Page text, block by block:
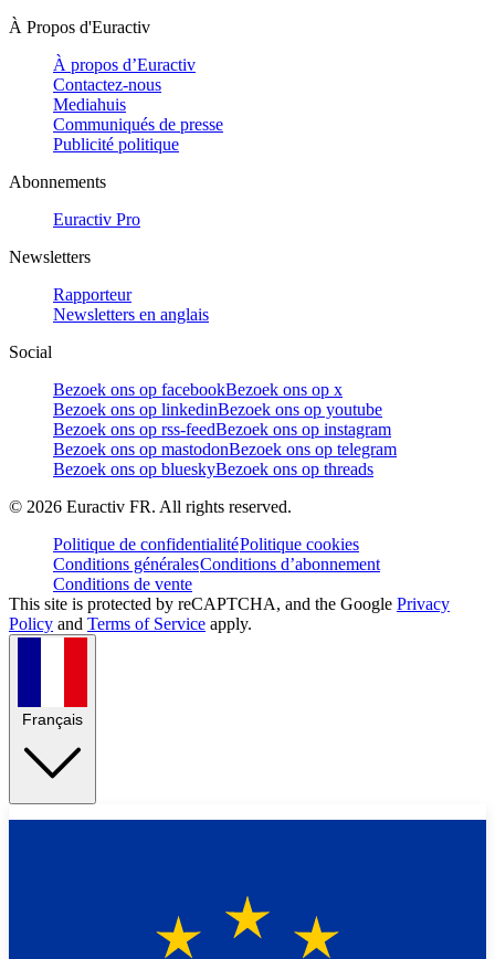
À Propos d'Euractiv
À propos d’Euractiv
Contactez-nous
Mediahuis
Communiqués de presse
Publicité politique
Abonnements
Euractiv Pro
Newsletters
Rapporteur
Newsletters en anglais
Social
Bezoek ons op facebookBezoek ons op x
Bezoek ons op linkedinBezoek ons op youtube
Bezoek ons op rss-feedBezoek ons op instagram
Bezoek ons op mastodonBezoek ons op telegram
Bezoek ons op blueskyBezoek ons op threads
© 2026 Euractiv FR. All rights reserved.
Politique de confidentialitéPolitique cookies
Conditions généralesConditions d’abonnement
Conditions de vente
This site is protected by reCAPTCHA, and the Google Privacy
Policy and Terms of Service apply.
Français